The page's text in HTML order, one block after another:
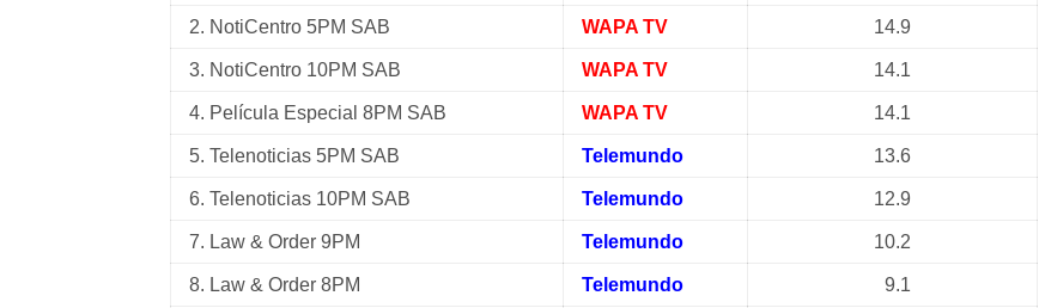
2. NotiCentro 5PM SAB WAPA TV 14.9
3. NotiCentro 10PM SAB WAPA TV 14.1
4. Película Especial 8PM SAB WAPA TV 14.1
5. Telenoticias 5PM SAB Telemundo 13.6
6. Telenoticias 10PM SAB Telemundo 12.9
7. Law & Order 9PM Telemundo 10.2
8. Law & Order 8PM Telemundo 9.1